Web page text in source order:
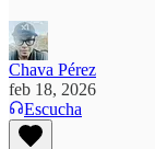
Chava Pérez
feb 18, 2026
Escucha